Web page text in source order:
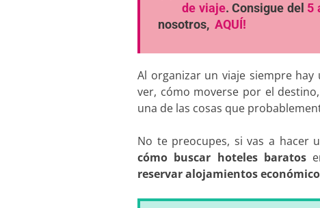
de viaje. Consigue del 5
nosotros, AQUÍ!
Al organizar un viaje siempre
ver, cómo moverse por el
una de las cosas que
No te preocupes, si vas a hacer
cómo buscar hoteles baratos
reservar alojamientos